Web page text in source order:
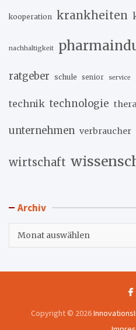
kooperation krankheiten
nachhaltigkeit
ratgeber schule senior service
technik technologie
unternehmen verbraucher
wirtschaft
Archiv
Copyright © 2026